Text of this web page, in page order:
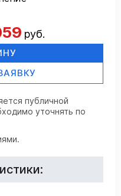
руб.
публичной
уточнять по